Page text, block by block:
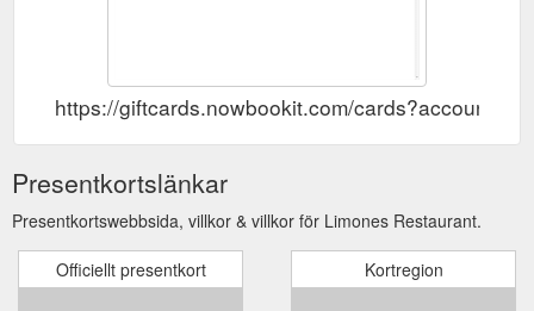
https://giftcards.nowbookit.com/
Presentkortslänkar
Presentkortswebbsida, villkor & villkor för Limones Restaurant.
Officiellt presentkort Kortregion